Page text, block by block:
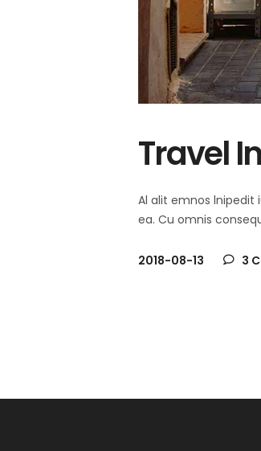
Travel
Al alit emnos lnipedit
ea. Cu omnis
2018-08-13 3